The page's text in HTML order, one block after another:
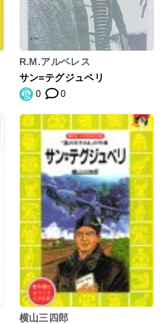
R.M.アルベレス
サン=テグジュペリ
0 0
横山三四郎